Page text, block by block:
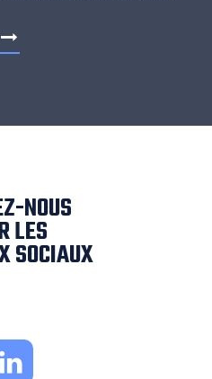
NOUS
LES
SOCIAUX